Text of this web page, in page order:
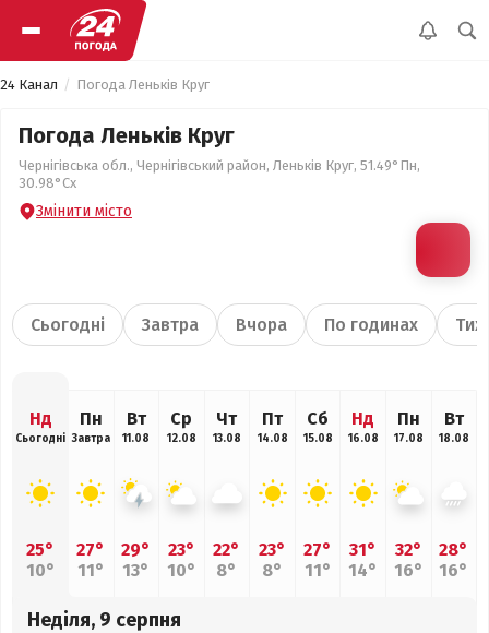
24 Канал Погода Леньків Круг
Погода Леньків Круг
Чернігівська обл., Чернігівський район, Леньків Круг, 51.49°Пн,
30.98°Сх
Змінити місто
Сьогодні Завтра Вчора По годинах
Нд
Сьогодні
25°
10°
Пн
Завтра
27°
11°
Вт
11.08
29°
13°
Ср
12.08
23°
10°
Чт
13.08
22°
8°
Пт
14.08
23°
8°
Сб
15.08
27°
11°
Нд
16.08
31°
14°
Пн
17.08
32°
16°
Вт
18.08
28°
16°
Неділя, 9 серпня